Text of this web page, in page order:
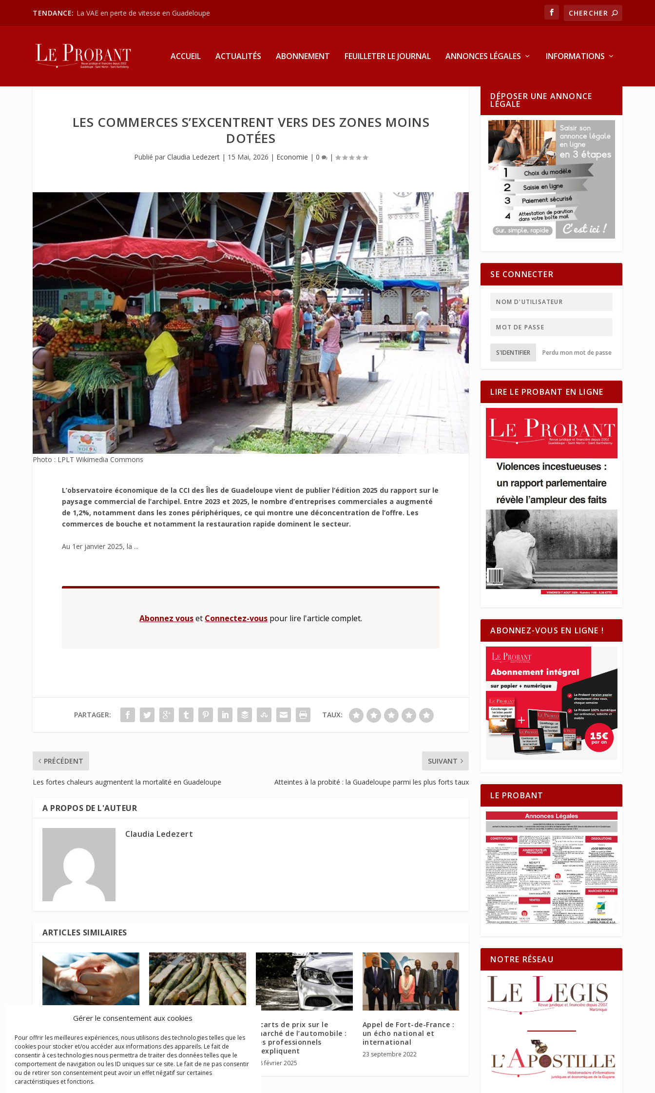
Gérer le consentement aux cookies
Pour offrir les meilleures expériences, nous utilisons des technologies telles que les
cookies pour stocker et/ou accéder aux informations des appareils. Le fait de
consentir à ces technologies nous permettra de traiter des données telles que le
comportement de navigation ou les ID uniques sur ce site. Le fait de ne pas consentir
ou de retirer son consentement peut avoir un effet négatif sur certaines
caractéristiques et fonctions.
TENDANCE: La VAE en perte de vitesse en Guadeloupe
ACCUEIL ACTUALITÉS ABONNEMENT FEUILLETER LE JOURNAL ANNONCES LÉGALES INFORMATIONS
LES COMMERCES S’EXCENTRENT VERS DES ZONES MOINS
DOTÉES
Publié parClaudia Ledezert | 15 Mai, 2026 | Economie |0 |
Photo : LPLT Wikimedia Commons
L’observatoire économique de la CCI des Îles de Guadeloupe vient de publier l’édition 2025 du rapport sur le
paysage commercial de l’archipel. Entre 2023 et 2025, le nombre d’entreprises commerciales a augmenté
de 1,2%, notamment dans les zones périphériques, ce qui montre une déconcentration de l’offre. Les
commerces de bouche et notamment la restauration rapide dominent le secteur.
Au 1er janvier 2025, la ...
Abonnez vouset Connectez-vous pour lire l'article complet.
PARTAGER: TAUX:
PRÉCÉDENT
Les fortes chaleurs augmentent la mortalité en Guadeloupe
SUIVANT
Atteintes à la probité : la Guadeloupe parmi les plus forts taux
A PROPOS DE L'AUTEUR
Claudia Ledezert
ARTICLES SIMILAIRES
domicile en quête de
reconnaissance
19 janvier 2024
de canne : la campagne
sucrière 2023 lancée après
de longues négociations
11 avril 2023
Écarts de prix sur le
marché de l’automobile :
les professionnels
s’expliquent
28 février 2025
Appel de Fort-de-France :
un écho national et
international
23 septembre 2022
DÉPOSER UNE ANNONCE
LÉGALE
SE CONNECTER
S'IDENTIFIER Perdu mon mot de passe
LIRE LE PROBANT EN LIGNE
ABONNEZ-VOUS EN LIGNE !
LE PROBANT
NOTRE RÉSEAU